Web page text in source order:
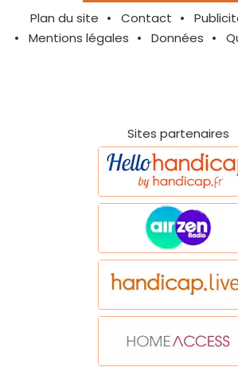
Plan du site Contact
Mentions légales
Données
Sites partenaires